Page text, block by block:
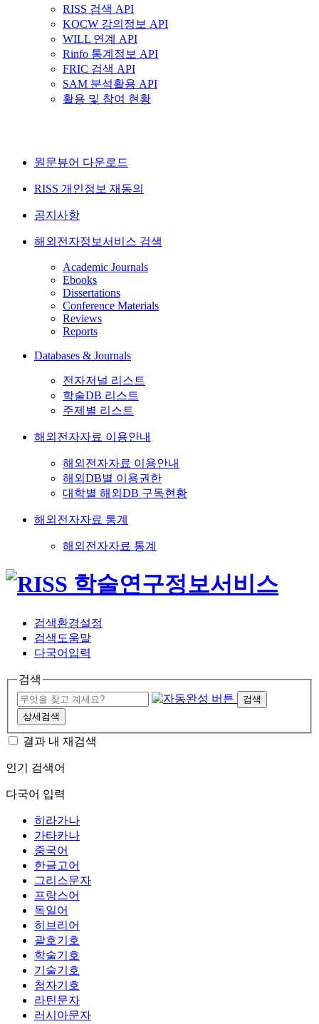
RISS 검색 API
KOCW 강의정보 API
WILL 연계 API
Rinfo 통계정보 API
FRIC 검색 API
SAM 분석활용 API
활용 및 참여 현황
원문뷰어 다운로드
RISS 개인정보 재동의
공지사항
해외전자정보서비스 검색
Academic Journals
Ebooks
Dissertations
Conference Materials
Reviews
Reports
Databases & Journals
전자저널 리스트
학술DB 리스트
주제별 리스트
해외전자자료 이용안내
해외전자자료 이용안내
해외DB별 이용권한
대학별 해외DB 구독현황
해외전자자료 통계
해외전자자료 통계
검색환경설정
검색도움말
다국어입력
검색
검색
상세검색
결과 내 재검색
인기 검색어
다국어 입력
히라가나
가타카나
중국어
한글고어
그리스문자
프랑스어
독일어
히브리어
괄호기호
학술기호
기술기호
첨자기호
라틴문자
러시아문자